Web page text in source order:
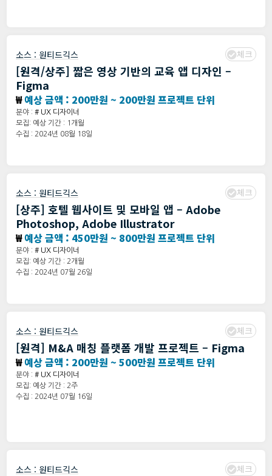
소스 : 원티드긱스 체크
[원격/상주] 짧은 영상 기반의 교육 앱 디자인 –
Figma
₩예상 금액 : 200만원 ~ 200만원 프로젝트 단위
분야 : # UX 디자이너
모집: 예상 기간 : 1개월
수집 : 2024년 08월 18일
소스 : 원티드긱스 체크
[상주] 호텔 웹사이트 및 모바일 앱 – Adobe
Photoshop, Adobe Illustrator
₩예상 금액 : 450만원 ~ 800만원 프로젝트 단위
분야 : # UX 디자이너
모집: 예상 기간 : 2개월
수집 : 2024년 07월 26일
소스 : 원티드긱스 체크
[원격] M&A 매칭 플랫폼 개발 프로젝트 – Figma
₩예상 금액 : 200만원 ~ 500만원 프로젝트 단위
분야 : # UX 디자이너
모집: 예상 기간 : 2주
수집 : 2024년 07월 16일
소스 : 원티드긱스 체크